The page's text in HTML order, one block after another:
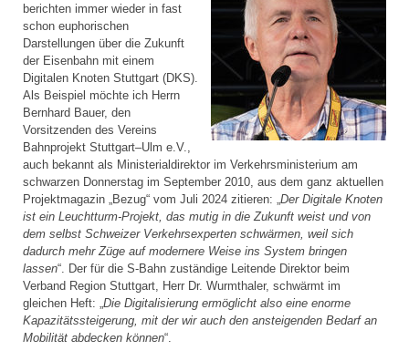
berichten immer wieder in fast
schon euphorischen
Darstellungen über die Zukunft
der Eisenbahn mit einem
Digitalen Knoten Stuttgart (DKS).
Als Beispiel möchte ich Herrn
Bernhard Bauer, den
Vorsitzenden des Vereins
Bahnprojekt Stuttgart–Ulm e.V.,
auch bekannt als Ministerial­direktor im Verkehrsministerium am
schwarzen Donnerstag im September 2010, aus dem ganz aktuellen
Projektmagazin „Bezug“ vom Juli 2024 zitieren: „Der Digitale Knoten
ist ein Leuchtturm-Projekt, das mutig in die Zukunft weist und von
dem selbst Schweizer Verkehrsexperten schwärmen, weil sich
dadurch mehr Züge auf modernere Weise ins System bringen
lassen“. Der für die S-Bahn zuständige Leitende Direktor beim
Verband Region Stuttgart, Herr Dr. Wurmthaler, schwärmt im
gleichen Heft: „Die Digitalisierung ermöglicht also eine enorme
Kapazitätssteigerung, mit der wir auch den ansteigenden Bedarf an
Mobilität abdecken können“.